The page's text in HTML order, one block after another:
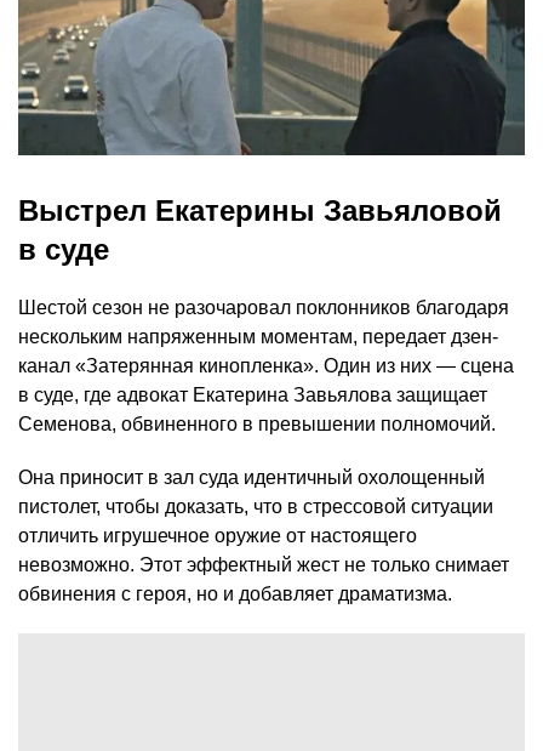
Выстрел Екатерины Завьяловой
в суде
Шестой сезон не разочаровал поклонников благодаря
нескольким напряженным моментам, передает дзен-
канал «Затерянная кинопленка». Один из них — сцена
в суде, где адвокат Екатерина Завьялова защищает
Семенова, обвиненного в превышении полномочий.
Она приносит в зал суда идентичный охолощенный
пистолет, чтобы доказать, что в стрессовой ситуации
отличить игрушечное оружие от настоящего
невозможно. Этот эффектный жест не только снимает
обвинения с героя, но и добавляет драматизма.